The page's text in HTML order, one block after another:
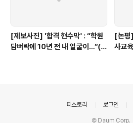
[제보사진] '합격 현수막' : “학원
담벼락에 10년 전 내 얼굴이...”(+
[논평
사교
티스토리 로그인
© Daum Corp.